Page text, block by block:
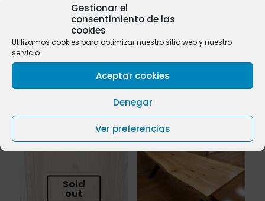
Gestionar el
consentimiento de las
cookies
Utilizamos cookies para optimizar nuestro sitio web y nuestro
servicio.
Aceptar cookies
Denegar
Ver preferencias
Valoraciones
Productos relacionados
Sold
out